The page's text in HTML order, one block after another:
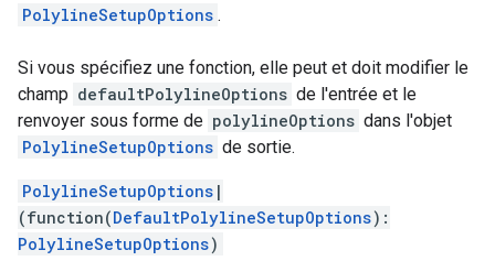
PolylineSetupOptions .
Si vous spécifiez une fonction, elle peut et doit modifier le
champ defaultPolylineOptions de l'entrée et le
renvoyer sous forme de polylineOptions dans l'objet
PolylineSetupOptions de sortie.
PolylineSetupOptions |
(function(DefaultPolylineSetupOptions):
PolylineSetupOptions)